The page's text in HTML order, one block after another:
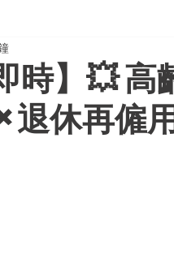
時】💥
退休再僱